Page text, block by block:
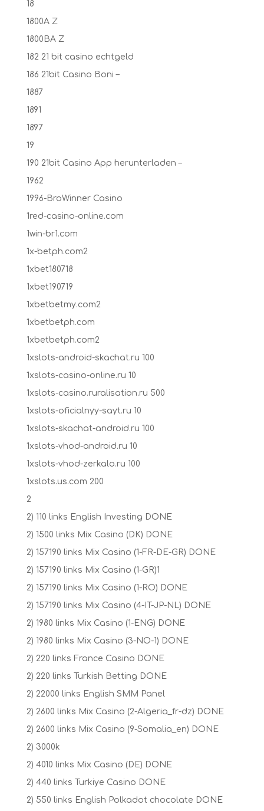
18
1800A Z
1800BA Z
182 21 bit casino echtgeld
186 21bit Casino Boni –
1887
1891
1897
19
190 21bit Casino App herunterladen –
1962
1996-BroWinner Casino
1red-casino-online.com
1win-br1.com
1x-betph.com2
1xbet180718
1xbet190719
1xbetbetmy.com2
1xbetbetph.com
1xbetbetph.com2
1xslots-android-skachat.ru 100
1xslots-casino-online.ru 10
1xslots-casino.ruralisation.ru 500
1xslots-oficialnyy-sayt.ru 10
1xslots-skachat-android.ru 100
1xslots-vhod-android.ru 10
1xslots-vhod-zerkalo.ru 100
1xslots.us.com 200
2
2) 110 links English Investing DONE
2) 1500 links Mix Casino (DK) DONE
2) 157190 links Mix Casino (1-FR-DE-GR) DONE
2) 157190 links Mix Casino (1-GR)1
2) 157190 links Mix Casino (1-RO) DONE
2) 157190 links Mix Casino (4-IT-JP-NL) DONE
2) 1980 links Mix Casino (1-ENG) DONE
2) 1980 links Mix Casino (3-NO-1) DONE
2) 220 links France Casino DONE
2) 220 links Turkish Betting DONE
2) 22000 links English SMM Panel
2) 2600 links Mix Casino (2-Algeria_fr-dz) DONE
2) 2600 links Mix Casino (9-Somalia_en) DONE
2) 3000k
2) 4010 links Mix Casino (DE) DONE
2) 440 links Turkiye Casino DONE
2) 550 links English Polkadot chocolate DONE